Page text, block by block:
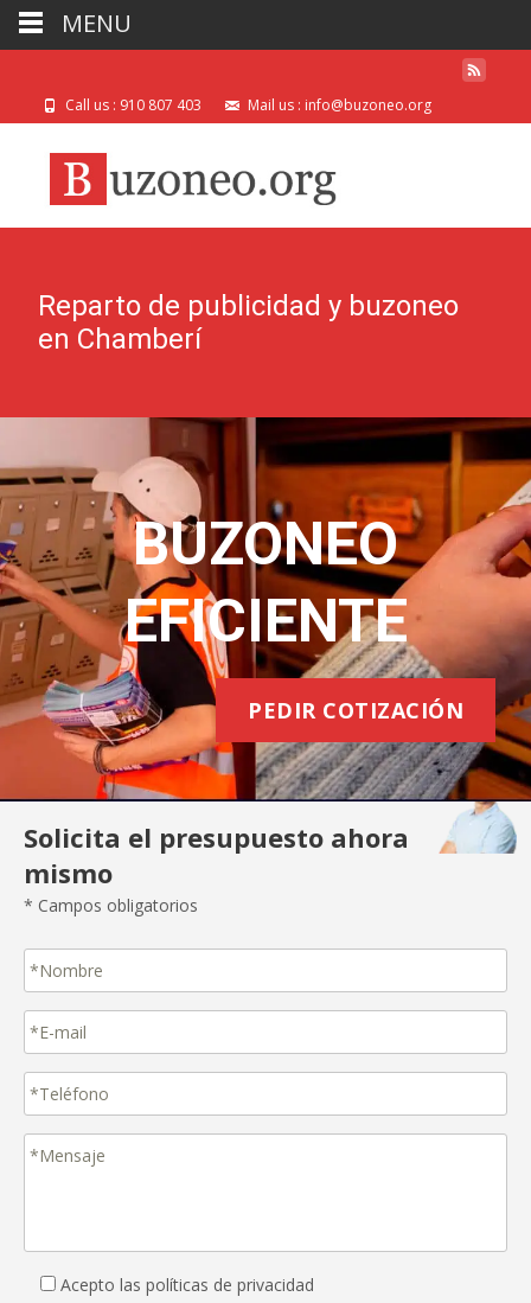
Call us : 910 807 403 Mail us : info@buzoneo.org
Reparto de publicidad y buzoneo
en Chamberí
BUZONEO
EFICIENTE
PEDIR COTIZACIÓN
Solicita el presupuesto ahora
mismo
* Campos obligatorios
Acepto las políticas de privacidad
MENU